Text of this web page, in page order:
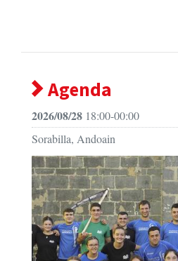
Agenda
2026/08/28 18:00-00:00
Sorabilla, Andoain